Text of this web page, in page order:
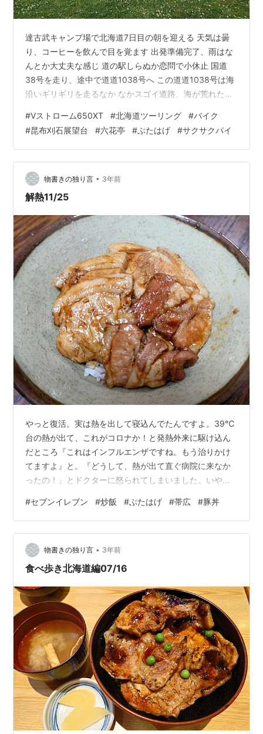
達古武キャンプ場で北海道7日目の朝を迎える 天気は曇
り、コーヒーを飲んで目を覚ます 出発準備完了、雨はな
んとか大丈夫な感じ 道の駅しらぬか恋問で小休止 国道
38号を走り、途中で道道1038号へ この道道1038号は海
沿いギリギリを走るなか なかスゴイ道路、海が荒れたり
それてダート を少し走ると昆布刈石展望台に到着 素晴ら
しい景色以外は何もない・・・人も 車もバイクいない 曇
り空が残念だが絶景の海岸 展望台まではこんな感じのダ
ート道 このまま進むと国道336号に抜けられる 展望台か
ら少し上る、すると今度は下り で勾配もキツめなので慎
重に走っ…
#Ⅴストローム650XT #北海道ツーリング #バイク
#昆布刈石展望台 #六花亭 #ぶたはげ #サクサクパイ
物書きの独り言 • 3年前
解熱11/25
やっと復活。実は熱を出して寝込んでたんですよ。39℃
台の熱が出て、これがコロナか！と発熱外来に駆け込ん
だところ『これはインフルエンザですね。もう治りかけ
てますよ』と。『どうして、熱が出て直ぐ病院に来なか
ったの！』とドクターに怒られてしまいました。いや、
でしょ？で、起きたら2日ぐらい経ってただけです！！イ
ナビルを処方されたんですが『症状が出てから48時間以
内に使わないと、あんまり意味ないから！』とまたまた
怒られてしまいました。そんなこんなで、やっと平熱に
下がってきました。発熱が治まるのに5日ぐらいかかりま
#セブンイレブン #炒飯 #ぶたはげ #帯広 #豚丼
物書きの独り言 • 3年前
食べ歩き北海道編07/16